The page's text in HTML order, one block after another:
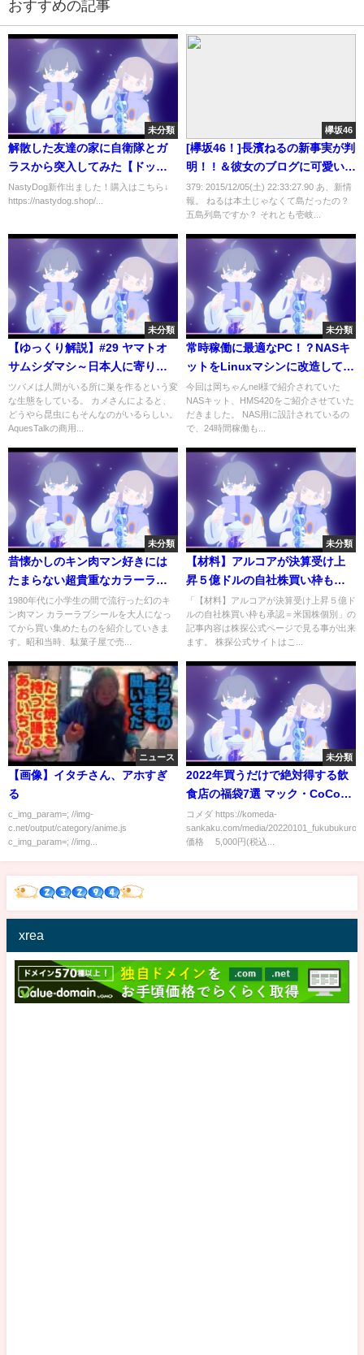
おすすめの記事
未分類
解散した友達の家に自衛隊とガ
ラスから突入してみた【ドッキ
リ】
NastyDog新作出ました！購入はこちら↓
https://nastydog.shop/...
欅坂46
[欅坂46！]長濱ねるの新事実が判
明！ ! ＆彼女のブログに可愛いツ
インテールwwww（画像あり）
379: 2015/12/05(土) 22:33:27.90 あ、新情
報。 ねるは本土じゃなくて島だったの？
五島列島ですか？ それとも壱岐...
未分類
【ゆっくり解説】#29 ヤマトオ
サムシダマシ～日本人に寄り添
い続けた昆虫～
ツバメは人間がいる所に巣を作るという変
な生態をしている。 カメさんによると、
どうやら昆虫にもそんなのがいるらしい。
AquesTalkの商用...
未分類
常時稼働に最適なPC！？NASキ
ットをLinuxマシンに改造して常
設サーバー化計画！
今回は岡ちゃんnel様で紹介されていた
NASキット、HMS420をご紹介させていた
だきました。 NAS用に設計されているの
で、24時間稼働も...
未分類
昔懐かしのキン肉マン好きには
たまらない超貴重なカラーラブ
シールを公開 part2
1980年代に小学生の間で流行った幻のキ
ン肉マン カラーラブシールを大人になっ
てから買い集めたものを紹介していきま
す。昭和当時、駄菓子屋で売...
未分類
【材料】アルコアが決算受け上
昇５億ドルの自社株買い枠も承
認＝米国株個別
「【材料】アルコアが決算受け上昇５億ド
ルの自社株買い枠も承認＝米国株個別」の
記事内容は株探公式ページで見る事が出来
ます。 株探公式サイトはこ...
ニュース
【画像】イタチさん、アホすぎ
る
c_img_param=; //img-
c.net/output/category/anime.js
c_img_param=; //img...
未分類
2022年買うだけで絶対得する飲
食店の福袋7選 マック・CoCo
壱・ミスド・銀だこ￼
コメダ https://komeda-
sankaku.com/media/20220101_fukubukuro
価格 5,000円(税込...
xrea